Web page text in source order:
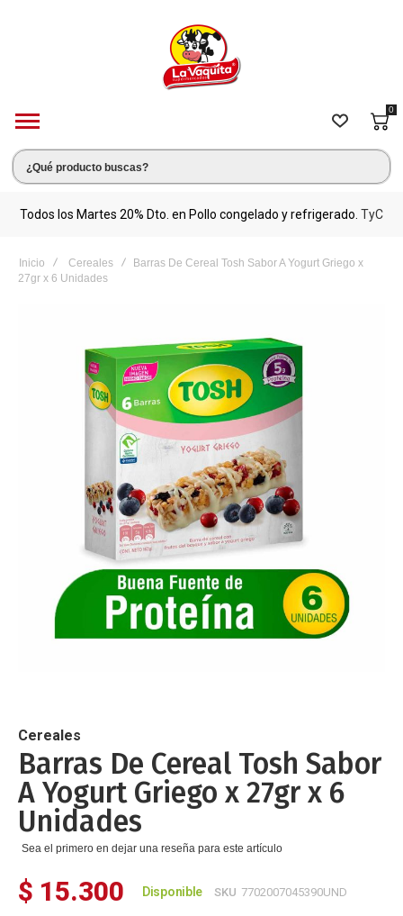
0
Todos los Martes 20% Dto. en Pollo congelado y refrigerado. TyC
Inicio Cereales
Barras De Cereal Tosh Sabor A Yogurt Griego x
27gr x 6 Unidades
de
la
galería
de
imágenes
Cereales
Barras De Cereal Tosh Sabor
A Yogurt Griego x 27gr x 6
Unidades
Sea el primero en dejar una reseña para este artículo
$ 15.300 Disponible SKU 7702007045390UND